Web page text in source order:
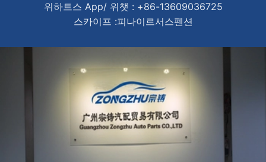
위하트스 App/ 위챗 : +86-13609036725
스카이프 :피나이르서스펜션